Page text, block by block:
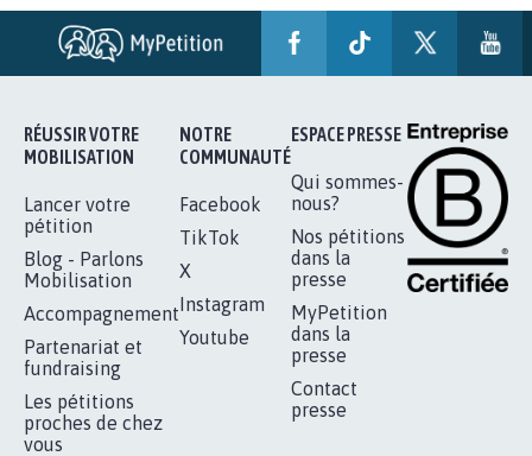
RÉUSSIR VOTRE
MOBILISATION
Lancer votre
pétition
Blog - Parlons
Mobilisation
Accompagnement
Partenariat et
fundraising
Les pétitions
proches de chez
vous
NOTRE
COMMUNAUTÉ
Facebook
TikTok
X
Instagram
Youtube
ESPACE PRESSE
Qui sommes-
nous?
Nos pétitions
dans la
presse
MyPetition
dans la
presse
Contact
presse